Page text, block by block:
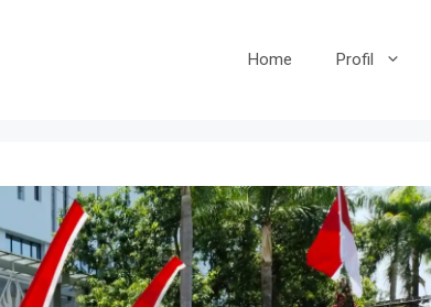
Home Profil